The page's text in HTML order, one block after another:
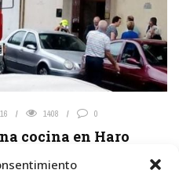
1408 0
cocina en Haro
112 del incendio en una estancia